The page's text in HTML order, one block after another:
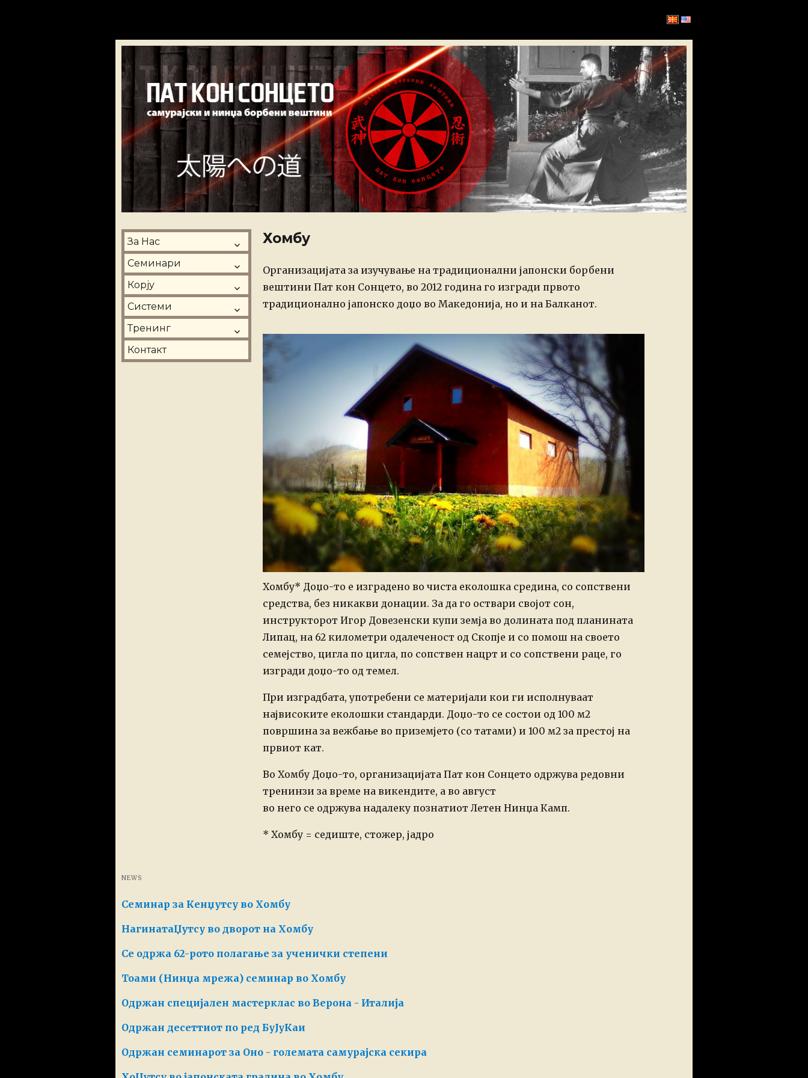
Хомбу Буџинкан
Хомбу
Posted
Организацијата за изучување на традиционални јапонски борбени
вештини Пат кон Сонцето, во 2012 година го изгради првото
традиционално јапонско доџо во Македонија, но и на Балканот.
Хомбу* Доџо-то е изградено во чиста еколошка средина, со сопствени
средства, без никакви донации. За да го оствари својот сон,
инструкторот Игор Довезенски купи земја во долината под планината
Липац, на 62 километри одалеченост од Скопје и со помош на своето
семејство, цигла по цигла, по сопствен нацрт и со сопствени раце, го
изгради доџо-то од темел.
При изградбата, употребени се материјали кои ги исполнуваат
највисоките еколошки стандарди. Доџо-то се состои од 100 м2
површина за вежбање во приземјето (со татами) и 100 м2 за престој на
првиот кат.
Во Хомбу Доџо-то, организацијата Пат кон Сонцето одржува редовни
тренинзи за време на викендите, а во август
во него се одржува надалеку познатиот Летен Нинџа Камп.
* Хомбу = седиште, стожер, јадро
За Нас
Семинари
Корју
Системи
Тренинг
Контакт
NEWS
Семинар за Кенџутсу во Хомбу
НагинатаЏутсу во дворот на Хомбу
Се одржа 62-рото полагање за ученички степени
Тоами (Нинџа мрежа) семинар во Хомбу
Одржан специјален мастерклас во Верона - Италија
Одржан десеттиот по ред БуЈуКаи
Одржан семинарот за Оно - големата самурајска секира